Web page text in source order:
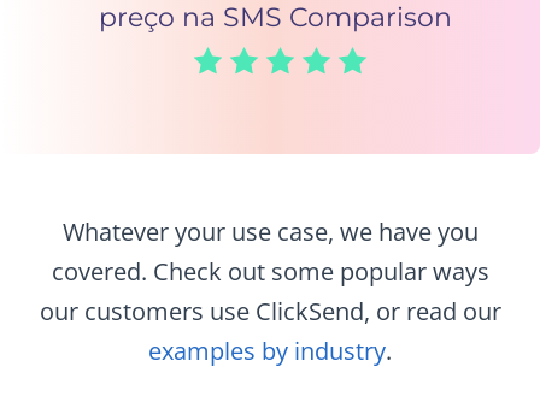
preço na SMS Comparison
Whatever your use case, we have you
covered. Check out some popular ways
our customers use ClickSend, or read our
examples by industry.